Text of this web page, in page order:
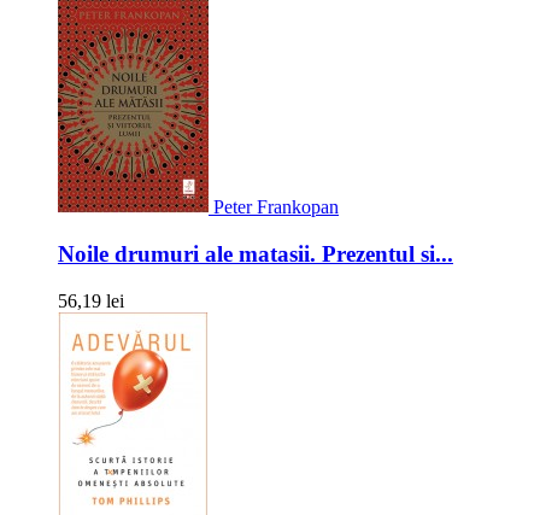
Peter Frankopan
Noile drumuri ale matasii. Prezentul si...
56,19 lei